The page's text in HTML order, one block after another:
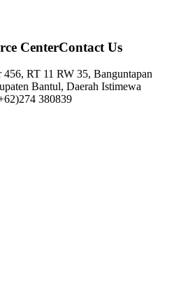
CenterContact Us
RT 11 RW 35, Banguntapan
Bantul, Daerah Istimewa
380839